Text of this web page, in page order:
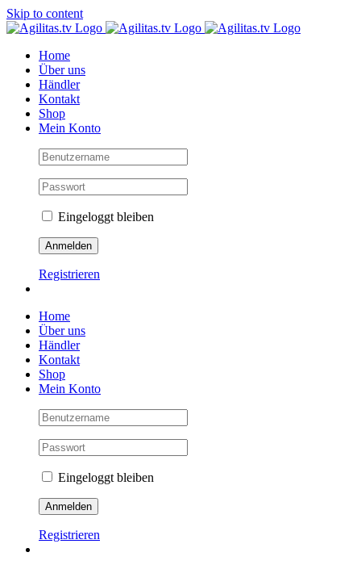
Skip to content
Home
Über uns
Händler
Kontakt
Shop
Mein Konto
Eingeloggt bleiben
Registrieren
Home
Über uns
Händler
Kontakt
Shop
Mein Konto
Eingeloggt bleiben
Registrieren